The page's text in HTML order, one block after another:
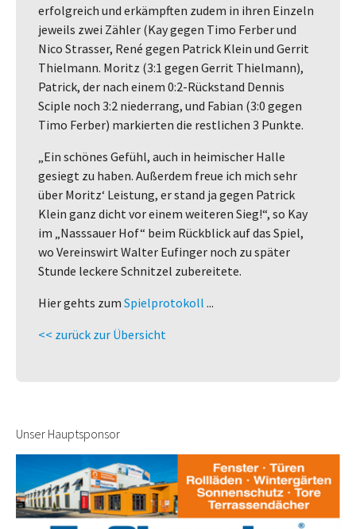
erfolgreich und erkämpften zudem in ihren Einzeln
jeweils zwei Zähler (Kay gegen Timo Ferber und
Nico Strasser, René gegen Patrick Klein und Gerrit
Thielmann. Moritz (3:1 gegen Gerrit Thielmann),
Patrick, der nach einem 0:2-Rückstand Dennis
Sciple noch 3:2 niederrang, und Fabian (3:0 gegen
Timo Ferber) markierten die restlichen 3 Punkte.
„Ein schönes Gefühl, auch in heimischer Halle
gesiegt zu haben. Außerdem freue ich mich sehr
über Moritz‘ Leistung, er stand ja gegen Patrick
Klein ganz dicht vor einem weiteren Sieg!“, so Kay
im „Nasssauer Hof“ beim Rückblick auf das Spiel,
wo Vereinswirt Walter Eufinger noch zu später
Stunde leckere Schnitzel zubereitete.
Hier gehts zum Spielprotokoll ...
<< zurück zur Übersicht
Unser Hauptsponsor